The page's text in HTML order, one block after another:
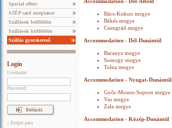
Special offers
SZÉP card acceptance
Szállások belföldön
Szállások külföldön
Szállás gyorskereső
Login
Username:
Password:
» Forgot pass
Bács-Kiskun megye
Békés megye
Csongrád megye
Accommodation - Dél-Dunántúl
Baranya megye
Somogy megye
Tolna megye
Accommodation - Nyugat-Dunántúl
Győr-Moson-Sopron megye
Vas megye
Zala megye
Accommodation - Közép-Dunántúl